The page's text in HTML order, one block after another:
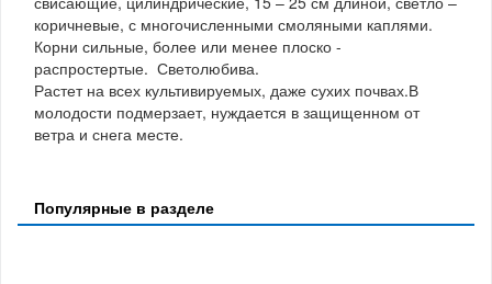
коричневые, с многочисленными смоляными каплями.
Корни сильные, более или менее плоско -
распростертые. Светолюбива.
Растет на всех культивируемых, даже сухих почвах.В
молодости подмерзает, нуждается в защищенном от
ветра и снега месте.
Популярные в разделе